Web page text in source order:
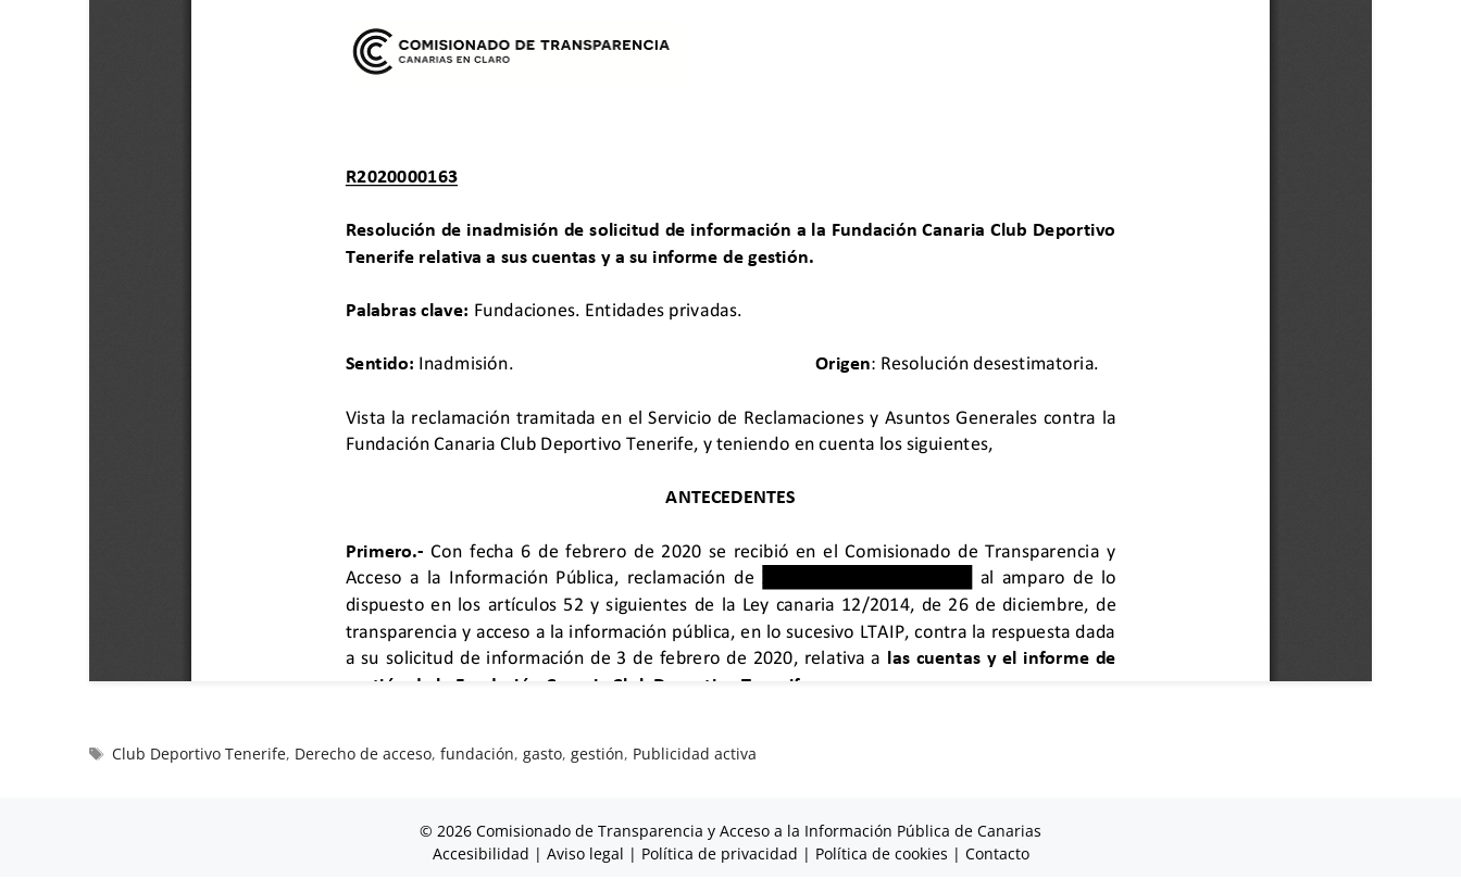
Club Deportivo Tenerife, Derecho de acceso,fundación,gasto,gestión, Publicidad activa
© 2026 Comisionado de Transparencia y Acceso a la Información Pública de Canarias
Accesibilidad | Aviso legal | Política de privacidad | Política de cookies | Contacto